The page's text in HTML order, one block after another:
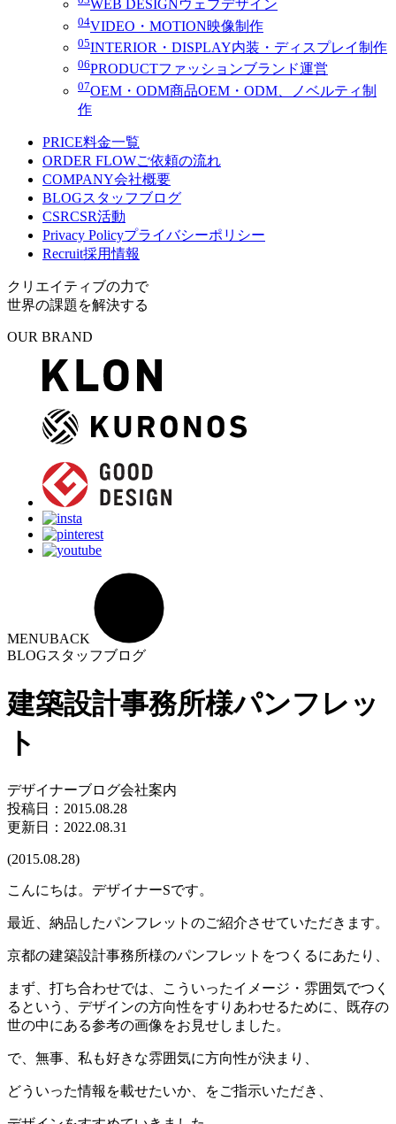
WEB DESIGN ウェブデザイン
04VIDEO・MOTION映像制作
05INTERIOR・DISPLAY内装・ディスプレイ制作
06PRODUCTファッションブランド運営
07OEM・ODM商品OEM・ODM、ノベルティ制
作
PRICE料金一覧
ORDER FLOWご依頼の流れ
COMPANY会社概要
BLOGスタッフブログ
CSRCSR活動
Privacy Policyプライバシーポリシー
Recruit採用情報
クリエイティブの力で
世界の課題を解決する
OUR BRAND
MENUBACK
BLOGスタッフブログ
建築設計事務所様パンフレッ
ト
デザイナーブログ会社案内
投稿日： 2015.08.28
更新日：2022.08.31
(2015.08.28)
こんにちは。デザイナーSです。
最近、納品したパンフレットのご紹介させていただきます。
京都の建築設計事務所様のパンフレットをつくるにあたり、
まず、打ち合わせでは、こういったイメージ・雰囲気でつく
るという、デザインの方向性をすりあわせるために、既存の
世の中にある参考の画像をお見せしました。
で、無事、私も好きな雰囲気に方向性が決まり、
どういった情報を載せたいか、をご指示いただき、